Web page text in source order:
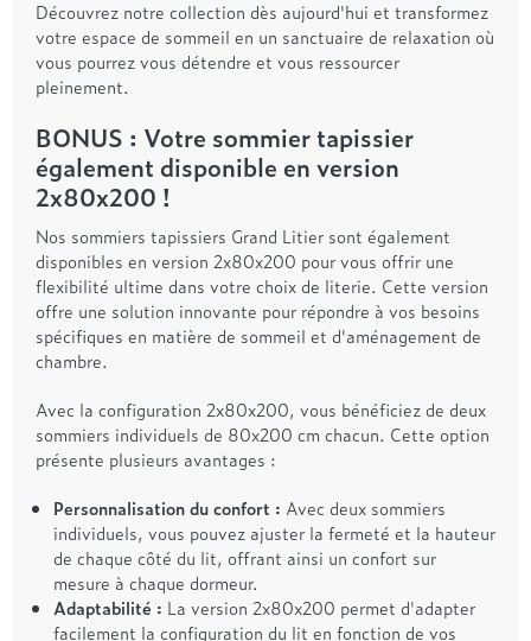
Découvrez notre collection dès aujourd'hui et transformez
votre espace de sommeil en un sanctuaire de relaxation où
vous pourrez vous détendre et vous ressourcer
pleinement.
BONUS : Votre sommier tapissier
également disponible en version
2x80x200 !
Nos sommiers tapissiers Grand Litier sont également
disponibles en version 2x80x200 pour vous offrir une
flexibilité ultime dans votre choix de literie. Cette version
offre une solution innovante pour répondre à vos besoins
spécifiques en matière de sommeil et d'aménagement de
chambre.
Avec la configuration 2x80x200, vous bénéficiez de deux
sommiers individuels de 80x200 cm chacun. Cette option
présente plusieurs avantages :
Personnalisation du confort : Avec deux sommiers
individuels, vous pouvez ajuster la fermeté et la hauteur
de chaque côté du lit, offrant ainsi un confort sur
mesure à chaque dormeur.
Adaptabilité : La version 2x80x200 permet d'adapter
facilement la configuration du lit en fonction de vos